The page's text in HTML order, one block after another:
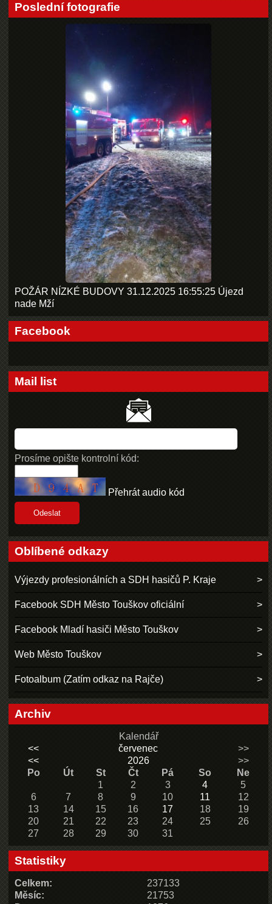
Poslední fotografie
POŽÁR NÍZKÉ BUDOVY 31.12.2025 16:55:25 Újezd
nade Mží
Facebook
Mail list
Prosíme opište kontrolní kód:
Přehrát audio kód
Oblíbené odkazy
Výjezdy profesionálních a SDH hasičů P. Kraje
Facebook SDH Město Touškov oficiální
Facebook Mladí hasiči Město Touškov
Web Město Touškov
Fotoalbum (Zatím odkaz na Rajče)
Archiv
Kalendář
<<
červenec
>>
<<
2026
>>
Po
Út St Čt Pá So
Ne
1
2 3 4
5
6
7 8 9 10 11
12
13
14 15 16 17 18
19
20
21 22 23 24 25
26
27
28 29 30 31
Statistiky
Celkem:
237133
Měsíc:
21753